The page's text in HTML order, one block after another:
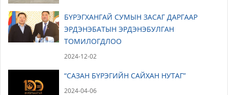
БҮРЭГХАНГАЙ СУМЫН ЗАСАГ ДАРГААР
ЭРДЭНЭБАТЫН ЭРДЭНЭБУЛГАН
ТОМИЛОГДЛОО
2024-12-02
“САЗАН БҮРЭГИЙН САЙХАН НУТАГ”
2024-04-06